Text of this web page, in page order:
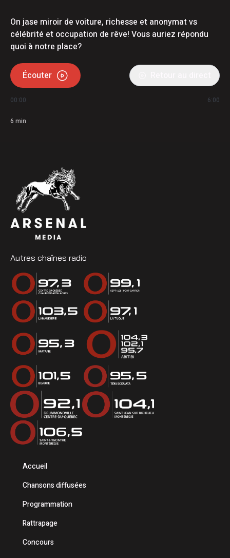
On jase miroir de voiture, richesse et anonymat vs
célébrité et occupation de rêve! Vous auriez répondu
quoi à notre place?
Écouter
00:00 6:00
6 min
Autres chaînes radio
Accueil
Chansons diffusées
Programmation
Rattrapage
Concours